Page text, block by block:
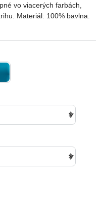
vo viacerých farbách,
Materiál: 100% bavlna.